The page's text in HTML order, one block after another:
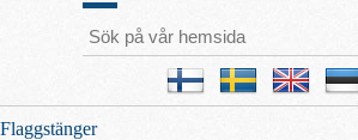
Flaggstänger